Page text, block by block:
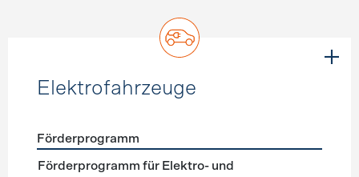
Elektrofahrzeuge
Förderprogramme Elektrofahrzeuge
Förderprogramm
Förderprogramm für Elektro- und